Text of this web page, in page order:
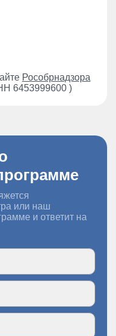
Рособрнадзора
6453999600 )
или наш
и ответит на